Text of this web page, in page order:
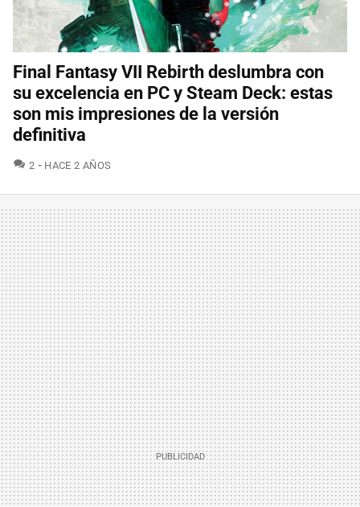
Final Fantasy VII Rebirth deslumbra con
su excelencia en PC y Steam Deck: estas
son mis impresiones de la versión
definitiva
2 COMENTARIOS
HACE 2 AÑOS